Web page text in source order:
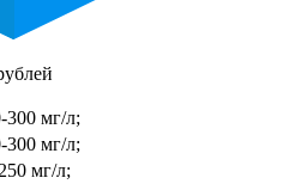
300 мг/л;
300 мг/л;
мг/л;